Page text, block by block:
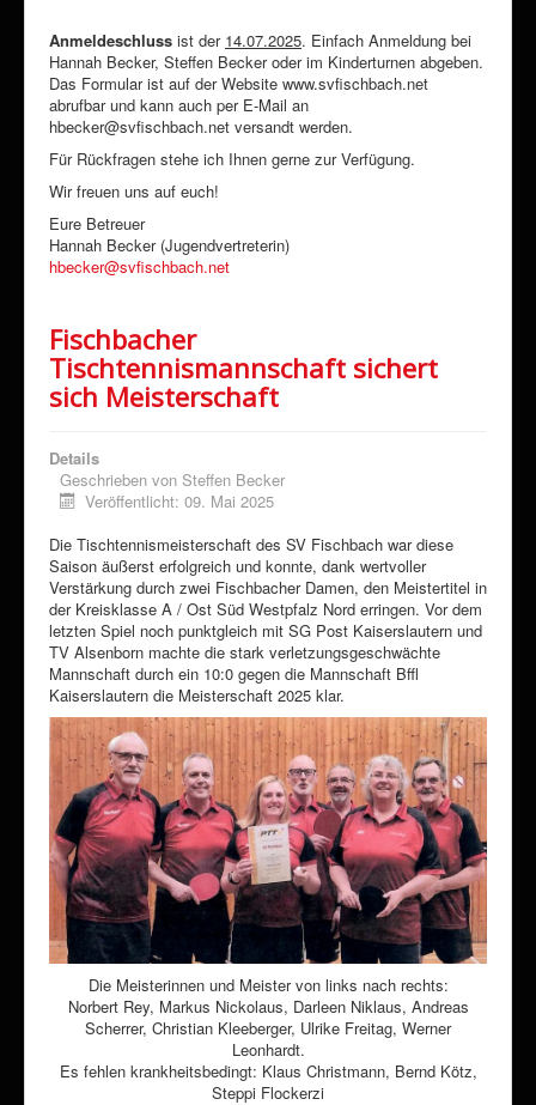
Anmeldeschluss ist der 14.07.2025. Einfach Anmeldung bei
Hannah Becker, Steffen Becker oder im Kinderturnen abgeben.
Das Formular ist auf der Website www.svfischbach.net
abrufbar und kann auch per E-Mail an
hbecker@svfischbach.net versandt werden.
Für Rückfragen stehe ich Ihnen gerne zur Verfügung.
Wir freuen uns auf euch!
Eure Betreuer
Hannah Becker (Jugendvertreterin)
hbecker@svfischbach.net
Fischbacher
Tischtennismannschaft sichert
sich Meisterschaft
Details
Geschrieben von Steffen Becker
Veröffentlicht: 09. Mai 2025
Die Tischtennismeisterschaft des SV Fischbach war diese
Saison äußerst erfolgreich und konnte, dank wertvoller
Verstärkung durch zwei Fischbacher Damen, den Meistertitel in
der Kreisklasse A / Ost Süd Westpfalz Nord erringen. Vor dem
letzten Spiel noch punktgleich mit SG Post Kaiserslautern und
TV Alsenborn machte die stark verletzungs­geschwächte
Mannschaft durch ein 10:0 gegen die Mannschaft Bffl
Kaiserslautern die Meisterschaft 2025 klar.
Die Meisterinnen und Meister von links nach rechts:
Norbert Rey, Markus Nickolaus, Darleen Niklaus, Andreas
Scherrer, Christian Kleeberger, Ulrike Freitag, Werner
Leonhardt.
Es fehlen krankheitsbedingt: Klaus Christmann, Bernd Kötz,
Steppi Flockerzi